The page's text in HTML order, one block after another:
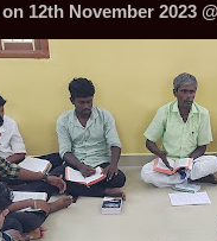
12th November 2023